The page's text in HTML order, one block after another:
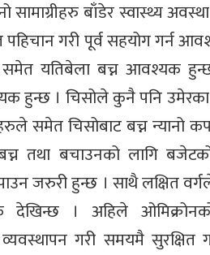
सामाग्रीहरु बाँडेर स्वास्थ्य
गरी पूर्व सहयोग गर्न
समेत यतिबेला बच्न आवश्यक
। चिसोले कुनै पनि उमेरका
समेत चिसोबाट बच्न न्यानो
तथा बचाउनको लागि
जरुरी हुन्छ । साथै लक्षित
। अहिले
गरी समयमै